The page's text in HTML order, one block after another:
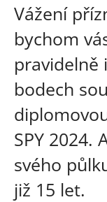
Vážení
bychom
pravidelně
bodech
SPY 2024.
svého
již 15 let.